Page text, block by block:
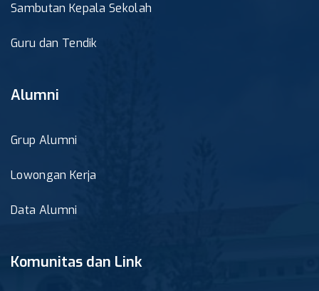
Sambutan Kepala Sekolah
Guru dan Tendik
Alumni
Grup Alumni
Lowongan Kerja
Data Alumni
Komunitas dan Link